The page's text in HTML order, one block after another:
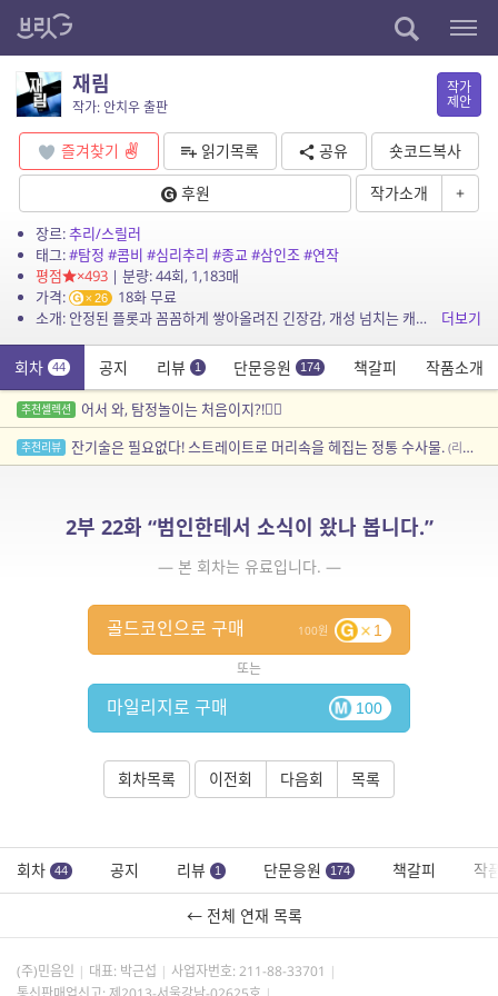
재림
작가: 안치우 출판
작가
제안
즐겨찾기 읽기목록 공유
숏코드복사
후원
작가소개 +
장르:추리/스릴러
태그:#탐정 #콤비 #심리추리 #종교#삼인조#연작
평점
×493| 분량: 44회, 1,183매
가격:
26
18화 무료
소개: 안정된 플롯과 꼼꼼하게 쌓아올려진 긴장감, 개성 넘치는 캐릭터와 정교한 추리까지 모두 담은 한국형 추리소설. 1부에는 유학생의 실종과 이를 추적하며 만나게 되는 세 주인공의 이야기...
더보기
회차 44 공지 리뷰 1 단문응원 174 책갈피 작품소개
추천셀렉션 어서 와, 탐정놀이는 처음이지?!🕵️‍♂️
추천리뷰 잔기술은 필요없다! 스트레이트로 머리속을 헤집는 정통 수사물. (리뷰어: 태윤)
2부 22화 “범인한테서 소식이 왔나 봅니다.”
— 본 회차는 유료입니다. —
100 1
골드코인으로 구매
또는
100
마일리지로 구매
회차목록 이전회 다음회 목록
회차 44 공지 리뷰 1 단문응원 174 책갈피 작
← 전체 연재 목록
(주)민음인 대표: 박근섭 사업자번호: 211-88-33701